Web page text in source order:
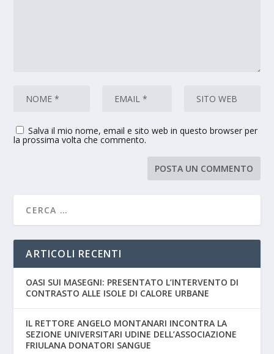
Salva il mio nome, email e sito web in questo browser per
la prossima volta che commento.
ARTICOLI RECENTI
OASI SUI MASEGNI: PRESENTATO L’INTERVENTO DI
CONTRASTO ALLE ISOLE DI CALORE URBANE
IL RETTORE ANGELO MONTANARI INCONTRA LA
SEZIONE UNIVERSITARI UDINE DELL’ASSOCIAZIONE
FRIULANA DONATORI SANGUE